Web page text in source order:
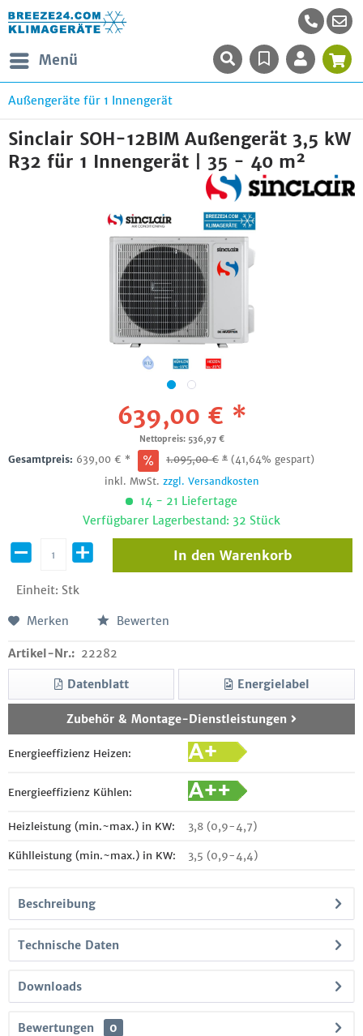
Menü
Außengeräte für 1 Innengerät
Sinclair SOH-12BIM Außengerät 3,5 kW
R32 für 1 Innengerät | 35 - 40 m²
639,00 € *
Nettopreis: 536,97 €
Gesamtpreis: 639,00 € * 1.095,00€ * (41,64% gespart)
inkl. MwSt. zzgl. Versandkosten
14 - 21 Liefertage
Verfügbarer Lagerbestand: 32 Stück
Einheit: Stk
In den Warenkorb
Merken Bewerten
Artikel-Nr.: 22282
Datenblatt Energielabel
Zubehör & Montage-Dienstleistungen
Energieeffizienz Heizen:
Energieeffizienz Kühlen:
Heizleistung (min.~max.) in KW: 3,8 (0,9-4,7)
Kühlleistung (min.~max.) in KW: 3,5 (0,9-4,4)
Beschreibung
Technische Daten
Downloads
Bewertungen 0